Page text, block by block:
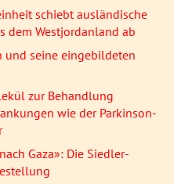
schiebt ausländische
dem Westjordanland ab
und seine eingebildeten
zur Behandlung
wie der Parkinson-
Gaza»: Die Siedler-